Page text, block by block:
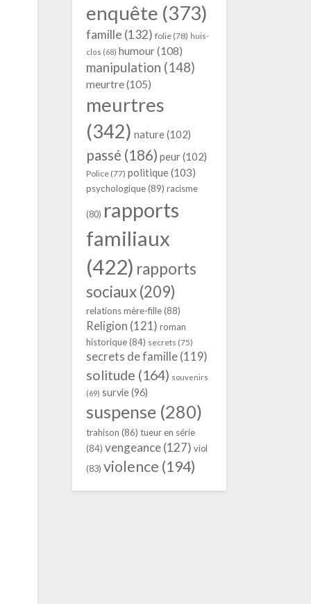
enquête (373)
famille (132) folie(78) huis-
clos (68) humour(108)
manipulation (148)
meurtre(105)
meurtres
(342) nature(102)
passé (186) peur(102)
Police(77) politique(103)
psychologique(89) racisme
(80) rapports
familiaux
(422) rapports
sociaux(209)
relations mère-fille(88)
Religion (121) roman
historique(84) secrets (75)
secrets de famille(119)
solitude (164) souvenirs
(69) survie(96)
suspense(280)
trahison (86) tueur en série
(84) vengeance(127) viol
(83) violence (194)